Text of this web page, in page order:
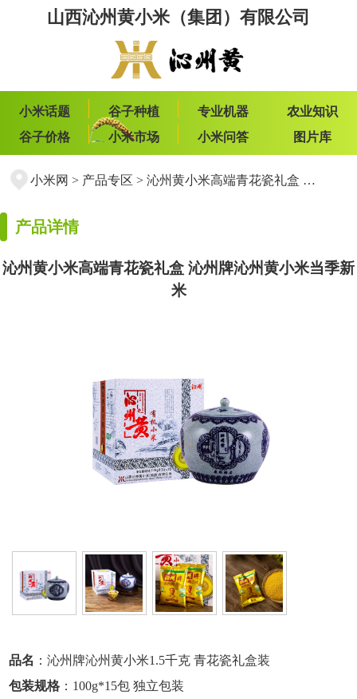
山西沁州黄小米（集团）有限公司
小米话题 谷子种植 专业机器
农业知识
谷子价格
小米市场 小米问答 图片库
小米网 > 产品专区 > 沁州黄小米高端青花瓷礼盒 沁州牌沁州黄小米当季新米
产品详情
沁州黄小米高端青花瓷礼盒 沁州牌沁州黄小米当季新
米
品名 ：沁州牌沁州黄小米1.5千克 青花瓷礼盒装
包装规格 ：100g*15包 独立包装